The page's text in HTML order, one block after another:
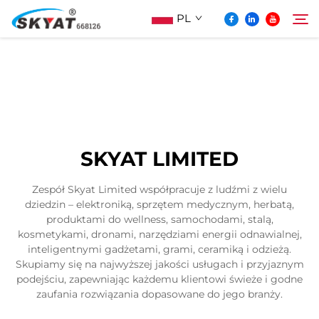
PL
Wideo I Zastosowanie
Projektowanie
SKYAT LIMITED
Zespół Skyat Limited współpracuje z ludźmi z wielu
dziedzin – elektroniką, sprzętem medycznym, herbatą,
produktami do wellness, samochodami, stalą,
kosmetykami, dronami, narzędziami energii odnawialnej,
inteligentnymi gadżetami, grami, ceramiką i odzieżą.
Skupiamy się na najwyższej jakości usługach i przyjaznym
podejściu, zapewniając każdemu klientowi świeże i godne
zaufania rozwiązania dopasowane do jego branży.